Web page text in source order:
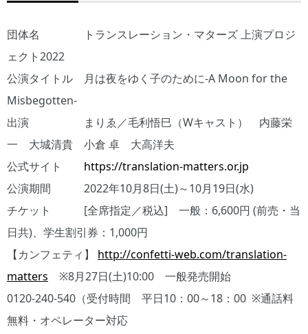
団体名 トランスレーション・マターズ 上演プロジ
ェクト2022
公演タイトル 月は夜をゆく子のために‐A Moon for the
Misbegotten‐
出演 まりゑ／毛利悟巳（Wキャスト） 内藤栄
一 大城清貴 小倉 卓 大高洋夫
公式サイト https://translation-matters.or.jp
公演期間 2022年10月8日(土)～10月19日(水)
チケット [全席指定／税込] 一般：6,600円 (前売・当
日共)、学生割引券：1,000円
【カンフェティ】 http://confetti-web.com/translation-
matters ※8月27日(土)10:00 一般発売開始
0120-240-540（受付時間 平日10：00～18：00 ※通話料
無料・オペレーター対応